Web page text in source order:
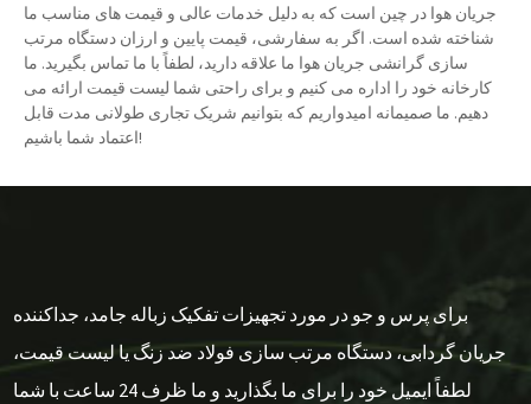
جریان هوا در چین است که به دلیل خدمات عالی و قیمت های مناسب ما
شناخته شده است. اگر به سفارشی، قیمت پایین و ارزان دستگاه مرتب
سازی گرانشی جریان هوا ما علاقه دارید، لطفاً با ما تماس بگیرید. ما
کارخانه خود را اداره می کنیم و برای راحتی شما لیست قیمت ارائه می
دهیم. ما صمیمانه امیدواریم که بتوانیم شریک تجاری طولانی مدت قابل
اعتماد شما باشیم!
برای پرس و جو در مورد تجهیزات تفکیک زباله جامد، جداکننده
جریان گردابی، دستگاه مرتب سازی فولاد ضد زنگ یا لیست قیمت،
لطفاً ایمیل خود را برای ما بگذارید و ما ظرف 24 ساعت با شما